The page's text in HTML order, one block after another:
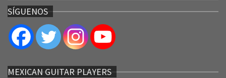
SÍGUENOS
MEXICAN GUITAR PLAYERS